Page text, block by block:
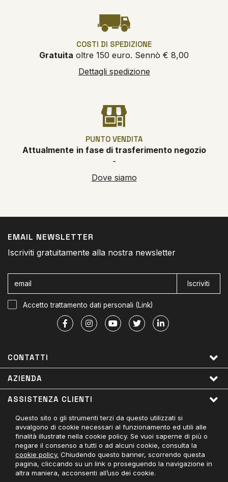
COSTI DI SPEDIZIONE
Gratuita oltre 150 euro. Sennò € 8,00
Dettagli spedizione
PUNTO VENDITA
Attualmente in fase di trasferimento negozio
-
Dove siamo
EMAIL NEWSLETTER
Iscriviti gratuitamente alla nostra newsletter
Iscriviti
Accetto trattamento dati personali (Link)
CONTATTI
AZIENDA
ASSISTENZA CLIENTI
LINK UTILI
PAGAMENTI ACCETTATI
CONTATTACI
Questo sito o gli strumenti terzi da questo utilizzati si
avvalgono di cookie necessari al funzionamento ed utili alle
finalità illustrate nella cookie policy. Se vuoi saperne di più o
negare il consenso a tutti o ad alcuni cookie, consulta la
cookie policy. Chiudendo questo banner, scorrendo questa
pagina, cliccando su un link o proseguendo la navigazione in
altra maniera, acconsenti all’uso dei cookie.